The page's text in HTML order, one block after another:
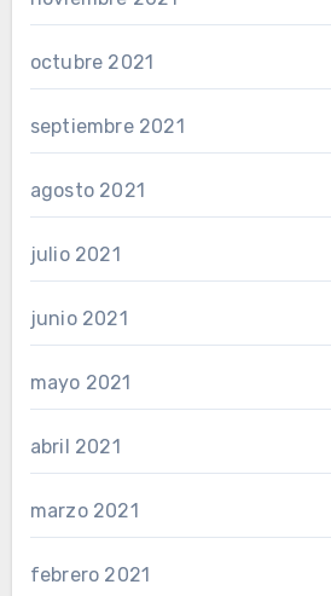
octubre 2021
septiembre 2021
agosto 2021
julio 2021
junio 2021
mayo 2021
abril 2021
marzo 2021
febrero 2021